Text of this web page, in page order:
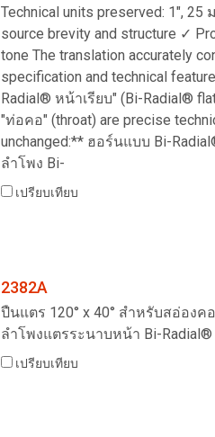
Technical units preserved: 1", 25
source brevity and structure ✓
tone The translation accurately
specification and technical
Radial® หน้าเรียบ" (Bi-Radial®
"ท่อคอ" (throat) are precise
unchanged:** ฮอร์นแบบ Bi-
ลำโพง Bi-
เปรียบเทียบ
2382A
ปืนแตร 120° x 40° สำหรับสอ่องค
ลำโพงแตรระนาบหน้า Bi-
เปรียบเทียบ